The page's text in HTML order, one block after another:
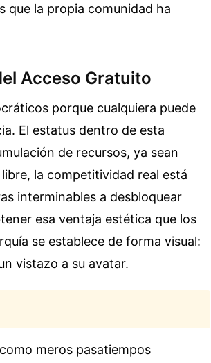
que la propia comunidad ha
Acceso Gratuito
porque cualquiera puede
El estatus dentro de esta
de recursos, ya sean
la competitividad real está
interminables a desbloquear
esa ventaja estética que los
se establece de forma visual:
vistazo a su avatar.
meros pasatiempos